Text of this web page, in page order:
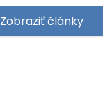
Zobraziť články